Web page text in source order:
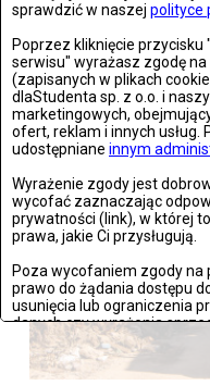
sprawdzić w naszej polityce
Poprzez kliknięcie
serwisu" wyrażasz zgodę
(zapisanych w plikach
dlaStudenta sp. z o.o. i
marketingowych,
ofert, reklam i innych usług.
udostępniane innym
Wyrażenie zgody jest
wycofać zaznaczając
prywatności (link), w której
prawa, jakie Ci przysługują.
Poza wycofaniem zgody
prawo do żądania dostępu
usunięcia lub ograniczenia
danych czy wyrażenia
Jeżeli nie chcesz wyrazić
przejdź do
ustawień
Stronie Śląskie w
Zdjęć: 25